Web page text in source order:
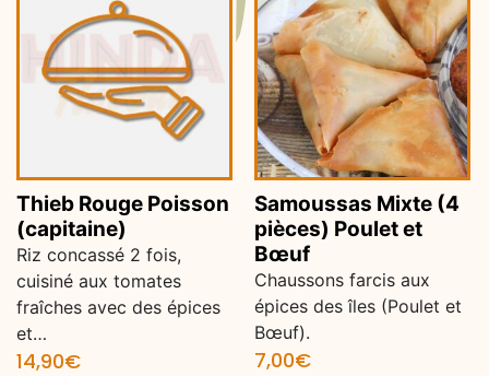
Thieb Rouge Poisson
(capitaine)
Riz concassé 2 fois,
cuisiné aux tomates
fraîches avec des épices
et…
14,90€
Samoussas Mixte (4
pièces) Poulet et
Bœuf
Chaussons farcis aux
épices des îles (Poulet et
Bœuf).
7,00€